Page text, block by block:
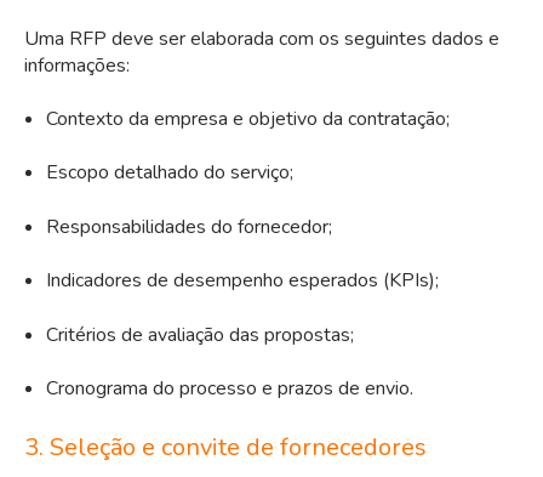
Uma RFP deve ser elaborada com os seguintes dados e
informações:
Contexto da empresa e objetivo da contratação;
Escopo detalhado do serviço;
Responsabilidades do fornecedor;
Indicadores de desempenho esperados (KPIs);
Critérios de avaliação das propostas;
Cronograma do processo e prazos de envio.
3. Seleção e convite de fornecedores